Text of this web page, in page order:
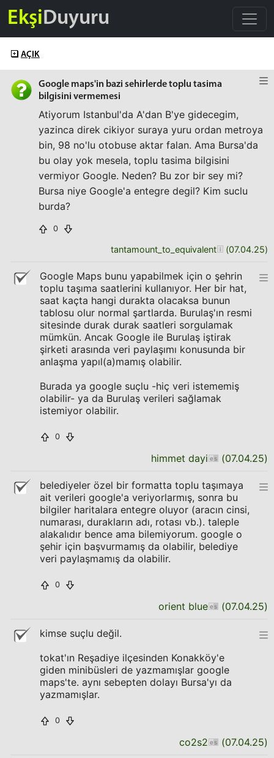
EkşiDuyuru
AÇIK
Google maps'in bazi sehirlerde toplu tasima
bilgisini vermemesi
Atiyorum Istanbul'da A'dan B'ye gidecegim,
yazinca direk cikiyor suraya yuru ordan metroya
bin, 98 no'lu otobuse aktar falan. Ama Bursa'da
bu olay yok mesela, toplu tasima bilgisini
vermiyor Google. Neden? Bu zor bir sey mi?
Bursa niye Google'a entegre degil? Kim suclu
burda?
0
tantamount_to_equivalent (07.04.25)
Google Maps bunu yapabilmek için o şehrin
toplu taşıma saatlerini kullanıyor. Her bir hat,
saat kaçta hangi durakta olacaksa bunun
tablosu olur normal şartlarda. Burulaş'ın resmi
sitesinde durak durak saatleri sorgulamak
mümkün. Ancak Google ile Burulaş iştirak
şirketi arasında veri paylaşımı konusunda bir
anlaşma yapıl(a)mamış olabilir.
Burada ya google suçlu -hiç veri istememiş
olabilir- ya da Burulaş verileri sağlamak
istemiyor olabilir.
0
himmet dayi (07.04.25)
belediyeler özel bir formatta toplu taşımaya
ait verileri google'a veriyorlarmış, sonra bu
bilgiler haritalara entegre oluyor (aracın cinsi,
numarası, durakların adı, rotası vb.). taleple
alakalıdır bence ama bilemiyorum. google o
şehir için başvurmamış da olabilir, belediye
veri paylaşmamış da olabilir.
0
orient blue (07.04.25)
kimse suçlu değil.
tokat'ın Reşadiye ilçesinden Konakköy'e
giden minibüsleri de yazmamışlar google
maps'te. aynı sebepten dolayı Bursa'yı da
yazmamışlar.
0
co2s2 (07.04.25)